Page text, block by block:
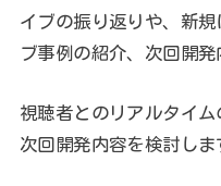
イブの振り返りや、新
ブ事例の紹介、次回開発
視聴者とのリアルタイ
次回開発内容を検討しま